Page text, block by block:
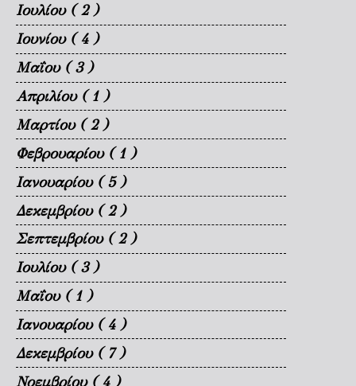
Ιουλίου ( 2 )
Ιουνίου ( 4 )
Μαΐου ( 3 )
Απριλίου ( 1 )
Μαρτίου ( 2 )
Φεβρουαρίου ( 1 )
Ιανουαρίου ( 5 )
Δεκεμβρίου ( 2 )
Σεπτεμβρίου ( 2 )
Ιουλίου ( 3 )
Μαΐου ( 1 )
Ιανουαρίου ( 4 )
Δεκεμβρίου ( 7 )
Νοεμβρίου ( 4 )